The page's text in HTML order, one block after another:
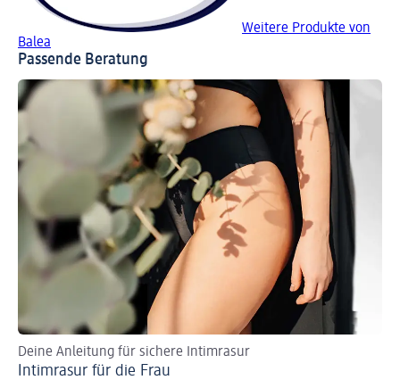
Weitere Produkte von
Balea
Passende Beratung
Deine Anleitung für sichere Intimrasur
Intimrasur für die Frau